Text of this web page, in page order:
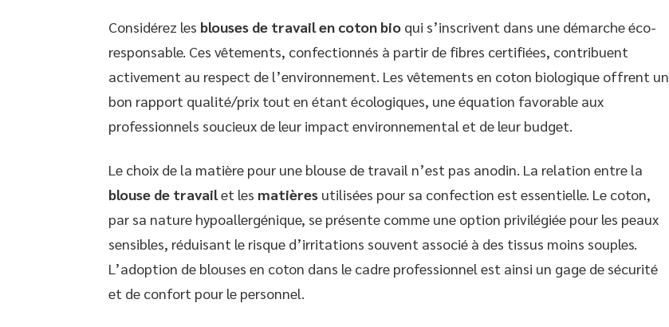
Considérez les blouses de travail en coton bio qui s’inscrivent dans une démarche éco-
responsable. Ces vêtements, confectionnés à partir de fibres certifiées, contribuent
activement au respect de l’environnement. Les vêtements en coton biologique offrent un
bon rapport qualité/prix tout en étant écologiques, une équation favorable aux
professionnels soucieux de leur impact environnemental et de leur budget.
Le choix de la matière pour une blouse de travail n’est pas anodin. La relation entre la
blouse de travailet les matières utilisées pour sa confection est essentielle. Le coton,
par sa nature hypoallergénique, se présente comme une option privilégiée pour les peaux
sensibles, réduisant le risque d’irritations souvent associé à des tissus moins souples.
L’adoption de blouses en coton dans le cadre professionnel est ainsi un gage de sécurité
et de confort pour le personnel.